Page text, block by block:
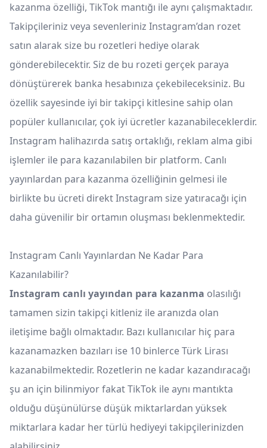
kazanma özelliği, TikTok mantığı ile aynı çalışmaktadır.
Takipçileriniz veya sevenleriniz Instagram’dan rozet
satın alarak size bu rozetleri hediye olarak
gönderebilecektir. Siz de bu rozeti gerçek paraya
dönüştürerek banka hesabınıza çekebileceksiniz. Bu
özellik sayesinde iyi bir takipçi kitlesine sahip olan
popüler kullanıcılar, çok iyi ücretler kazanabileceklerdir.
Instagram halihazırda satış ortaklığı, reklam alma gibi
işlemler ile para kazanılabilen bir platform. Canlı
yayınlardan para kazanma özelliğinin gelmesi ile
birlikte bu ücreti direkt Instagram size yatıracağı için
daha güvenilir bir ortamın oluşması beklenmektedir.
Instagram Canlı Yayınlardan Ne Kadar Para
Kazanılabilir?
Instagram canlı yayından para kazanma olasılığı
tamamen sizin takipçi kitleniz ile aranızda olan
iletişime bağlı olmaktadır. Bazı kullanıcılar hiç para
kazanamazken bazıları ise 10 binlerce Türk Lirası
kazanabilmektedir. Rozetlerin ne kadar kazandıracağı
şu an için bilinmiyor fakat TikTok ile aynı mantıkta
olduğu düşünülürse düşük miktarlardan yüksek
miktarlara kadar her türlü hediyeyi takipçilerinizden